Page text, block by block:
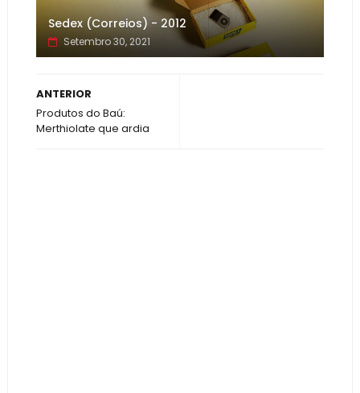
Sedex (Correios) - 2012
Setembro 30, 2021
ANTERIOR
Produtos do Baú:
Merthiolate que ardia